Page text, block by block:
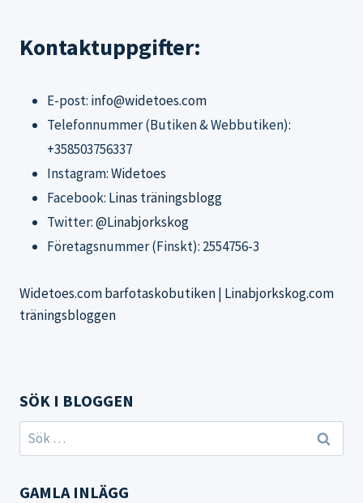
Kontaktuppgifter:
E-post: info@widetoes.com
Telefonnummer (Butiken & Webbutiken):
+358503756337
Instagram:Widetoes
Facebook: Linas träningsblogg
Twitter:@Linabjorkskog
Företagsnummer (Finskt): 2554756-3
Widetoes.com barfotaskobutiken| Linabjorkskog.com
träningsbloggen
SÖK I BLOGGEN
Sök
efter:
GAMLA INLÄGG